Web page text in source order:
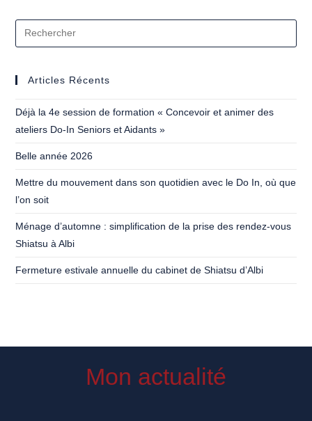
Articles Récents
Déjà la 4e session de formation « Concevoir et animer des
ateliers Do-In Seniors et Aidants »
Belle année 2026
Mettre du mouvement dans son quotidien avec le Do In, où que
l’on soit
Ménage d’automne : simplification de la prise des rendez-vous
Shiatsu à Albi
Fermeture estivale annuelle du cabinet de Shiatsu d’Albi
Mon actualité